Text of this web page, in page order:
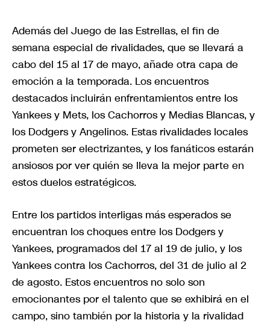
Además del Juego de las Estrellas, el fin de
semana especial de rivalidades, que se llevará a
cabo del 15 al 17 de mayo, añade otra capa de
emoción a la temporada. Los encuentros
destacados incluirán enfrentamientos entre los
Yankees y Mets, los Cachorros y Medias Blancas, y
los Dodgers y Angelinos. Estas rivalidades locales
prometen ser electrizantes, y los fanáticos estarán
ansiosos por ver quién se lleva la mejor parte en
estos duelos estratégicos.
Entre los partidos interligas más esperados se
encuentran los choques entre los Dodgers y
Yankees, programados del 17 al 19 de julio, y los
Yankees contra los Cachorros, del 31 de julio al 2
de agosto. Estos encuentros no solo son
emocionantes por el talento que se exhibirá en el
campo, sino también por la historia y la rivalidad